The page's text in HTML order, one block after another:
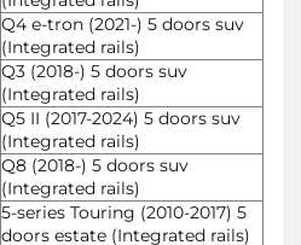
Q4 e-tron (2021-) 5 doors suv
(Integrated rails)
Q3 (2018-) 5 doors suv
(Integrated rails)
Q5 II (2017-2024) 5 doors suv
(Integrated rails)
Q8 (2018-) 5 doors suv
(Integrated rails)
5-series Touring (2010-2017) 5
doors estate (Integrated rails)